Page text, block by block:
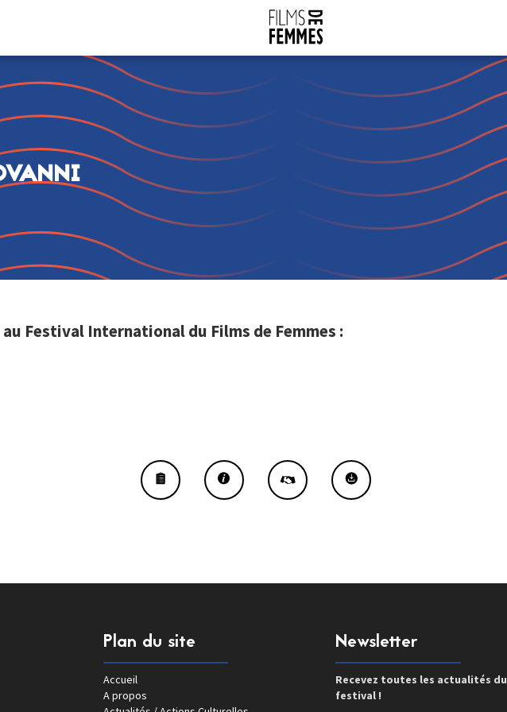
au Festival International du Films de Femmes :
Plan du site
Accueil
A propos
Newsletter
Recevez toutes les actualités du
festival !